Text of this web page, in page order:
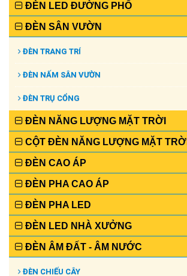
ĐÈN LED ĐƯỜNG PHỐ
ĐÈN SÂN VƯỜN
ĐÈN TRANG TRÍ
ĐÈN NẤM SÂN VƯỜN
ĐÈN TRỤ CỔNG
ĐÈN NĂNG LƯỢNG MẶT TRỜI
CỘT ĐÈN NĂNG LƯỢNG MẶT TRỜI
ĐÈN CAO ÁP
ĐÈN PHA CAO ÁP
ĐÈN PHA LED
ĐÈN LED NHÀ XƯỞNG
ĐÈN ÂM ĐẤT - ÂM NƯỚC
ĐÈN CHIẾU CÂY